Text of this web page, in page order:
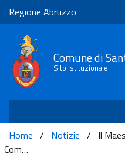
Regione Abruzzo
Comune di
Sito istituzionale
Home / Notizie / Il
Com…